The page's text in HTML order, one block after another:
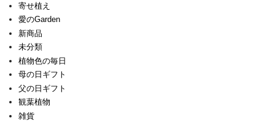
寄せ植え
愛のGarden
新商品
未分類
植物色の毎日
母の日ギフト
父の日ギフト
観葉植物
雑貨